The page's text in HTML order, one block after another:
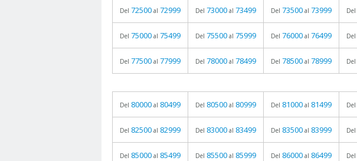
Del 72500 al 72999 Del 73000 al 73499 Del 73500 al 73999 Del
Del 75000 al 75499 Del 75500 al 75999 Del 76000 al 76499 Del
Del 77500 al 77999 Del 78000 al 78499 Del 78500 al 78999 Del
Del 80000 al 80499 Del 80500 al 80999 Del 81000 al 81499 Del
Del 82500 al 82999 Del 83000 al 83499 Del 83500 al 83999 Del
Del 85000 al 85499 Del 85500 al 85999 Del 86000 al 86499 Del